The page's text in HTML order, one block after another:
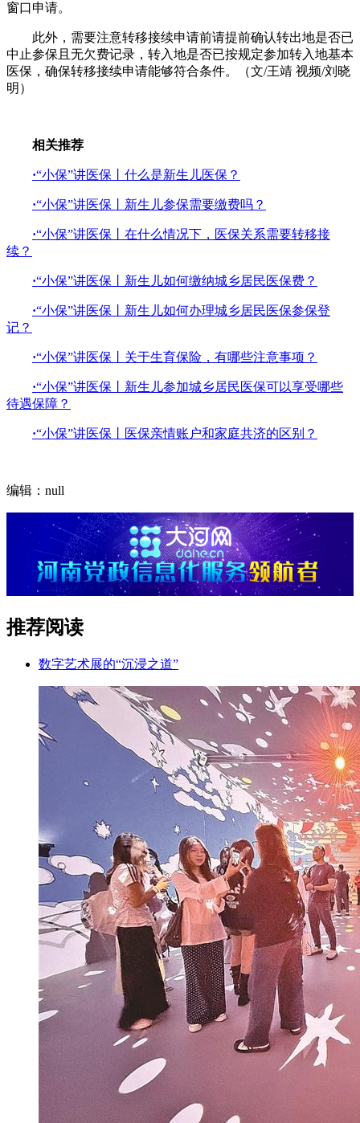
窗口申请。
此外，需要注意转移接续申请前请提前确认转出地是否已
中止参保且无欠费记录，转入地是否已按规定参加转入地基本
医保，确保转移接续申请能够符合条件。（文/王靖 视频/刘晓
明）
相关推荐
·“小保”讲医保丨什么是新生儿医保？
·“小保”讲医保丨新生儿参保需要缴费吗？
·“小保”讲医保丨在什么情况下，医保关系需要转移接
续？
·“小保”讲医保丨新生儿如何缴纳城乡居民医保费？
·“小保”讲医保丨新生儿如何办理城乡居民医保参保登
记？
·“小保”讲医保丨关于生育保险，有哪些注意事项？
·“小保”讲医保丨新生儿参加城乡居民医保可以享受哪些
待遇保障？
·“小保”讲医保丨医保亲情账户和家庭共济的区别？
编辑：null
推荐阅读
数字艺术展的“沉浸之道”